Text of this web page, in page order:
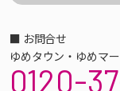
■ お問合せ
ゆめタウン・ゆめマ
0120-